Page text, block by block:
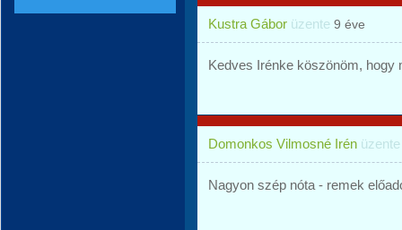
Kustra Gábor üzente 9 éve
Kedves Irénke köszönöm, hogy
Domonkos Vilmosné Irén
Nagyon szép nóta - remek